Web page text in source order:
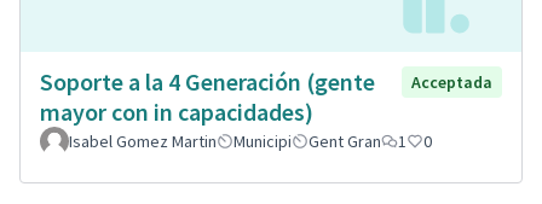
Soporte a la 4 Generación (gente
mayor con in capacidades)
Acceptada
Isabel Gomez Martin Municipi Gent Gran 1 0